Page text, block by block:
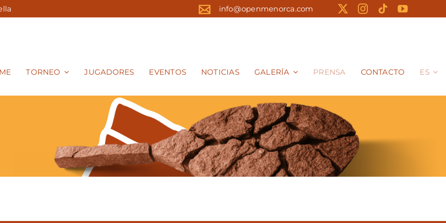
info@openmenorca.com
TORNEO JUGADORES EVENTOS NOTICIAS GALERÍA PRENSA CONTACTO ES